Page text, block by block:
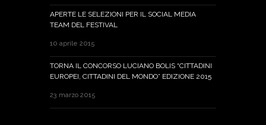
APERTE LE SELEZIONI PER IL SOCIAL MEDIA
TEAM DEL FESTIVAL
10 aprile 2015
TORNA IL CONCORSO LUCIANO BOLIS “CITTADINI
EUROPEI, CITTADINI DEL MONDO” EDIZIONE 2015
23 marzo 2015